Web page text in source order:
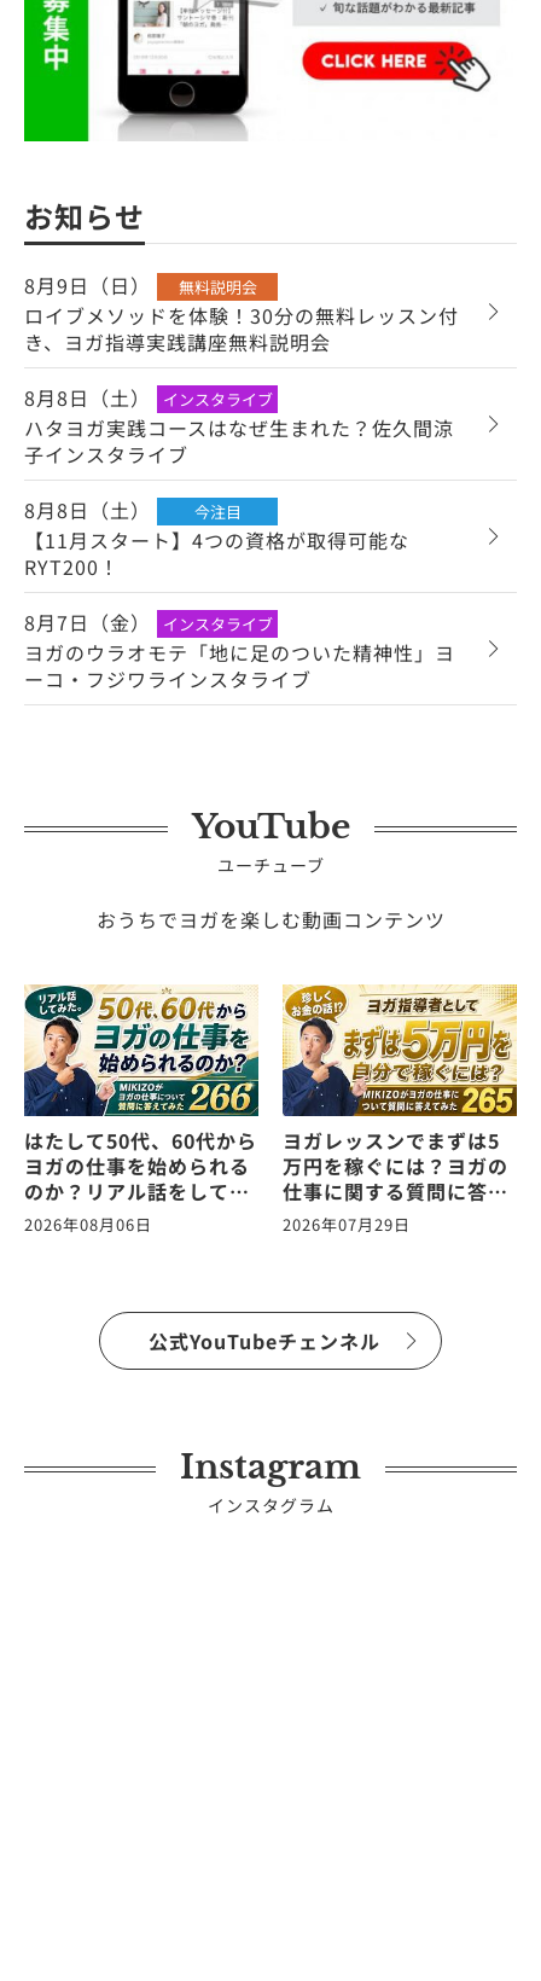
お知らせ
8月9日（日） 無料説明会
ロイブメソッドを体験！30分の無料レッスン付
き、ヨガ指導実践講座無料説明会
8月8日（土）
インスタライブ
ハタヨガ実践コースはなぜ生まれた？佐久間涼
子インスタライブ
8月8日（土）
今注目
【11月スタート】4つの資格が取得可能な
RYT200！
8月7日（金）
インスタライブ
ヨガのウラオモテ「地に足のついた精神性」ヨ
ーコ・フジワラインスタライブ
YouTube
ユーチューブ
おうちでヨガを楽しむ動画コンテンツ
はたして50代、60代から
ヨガの仕事を始められる
のか？リアル話をしてみ
た。ヨガの仕事に関する
質問に答えます！
2026年08月06日
ヨガレッスンでまずは5
万円を稼ぐには？ヨガの
仕事に関する質問に答え
ます！vol.265
2026年07月29日
公式YouTubeチェンネル
Instagram
インスタグラム